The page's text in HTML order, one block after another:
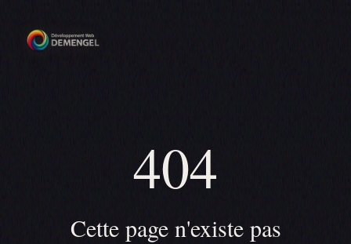
404
Cette page n'existe pas